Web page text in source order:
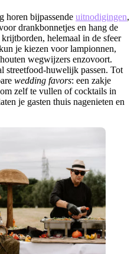
horen bijpassende uitnodigingen,
drankbonnetjes en hang de
krijtborden, helemaal in de sfeer
je kiezen voor lampionnen,
wegwijzers enzovoort.
streetfood-huwelijk passen. Tot
wedding favors: een zakje
zelf te vullen of cocktails in
je gasten thuis nagenieten en